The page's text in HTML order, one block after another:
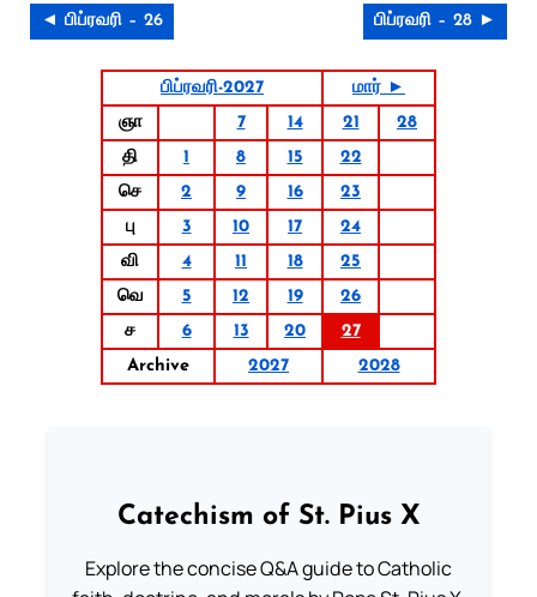
◄ பிப்ரவரி – 26 பிப்ரவரி – 28 ►
பிப்ரவரி-2027
மார் ►
ஞா
7 14 21
28
தி
1 8 15
22
செ
2 9 16
23
பு
3 10 17
24
வி
4 11 18
25
வெ
5 12 19
26
ச
6 13 20
27
Archive
2027 2028
Catechism of St. Pius X
Explore the concise Q&A guide to Catholic